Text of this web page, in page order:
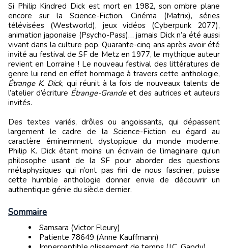
Si Philip Kindred Dick est mort en 1982, son ombre plane
encore sur la Science-Fiction. Cinéma (Matrix), séries
télévisées (Westworld), jeux vidéos (Cyberpunk 2077),
animation japonaise (Psycho-Pass)… jamais Dick n’a été aussi
vivant dans la culture pop. Quarante-cinq ans après avoir été
invité au festival de SF de Metz en 1977, le mythique auteur
revient en Lorraine ! Le nouveau festival des littératures de
genre lui rend en effet hommage à travers cette anthologie,
Étrange K. Dick, qui réunit à la fois de nouveaux talents de
l’atelier d’écriture Étrange-Grandeet des autrices et auteurs
invités.
Des textes variés, drôles ou angoissants, qui dépassent
largement le cadre de la Science-Fiction eu égard au
caractère éminemment dystopique du monde moderne.
Philip K. Dick étant moins un écrivain de l’imaginaire qu’un
philosophe usant de la SF pour aborder des questions
métaphysiques qui n’ont pas fini de nous fasciner, puisse
cette humble anthologie donner envie de découvrir un
authentique génie du siècle dernier.
Sommaire
Samsara (Victor Fleury)
Patiente 78649 (Anne Kauffmann)